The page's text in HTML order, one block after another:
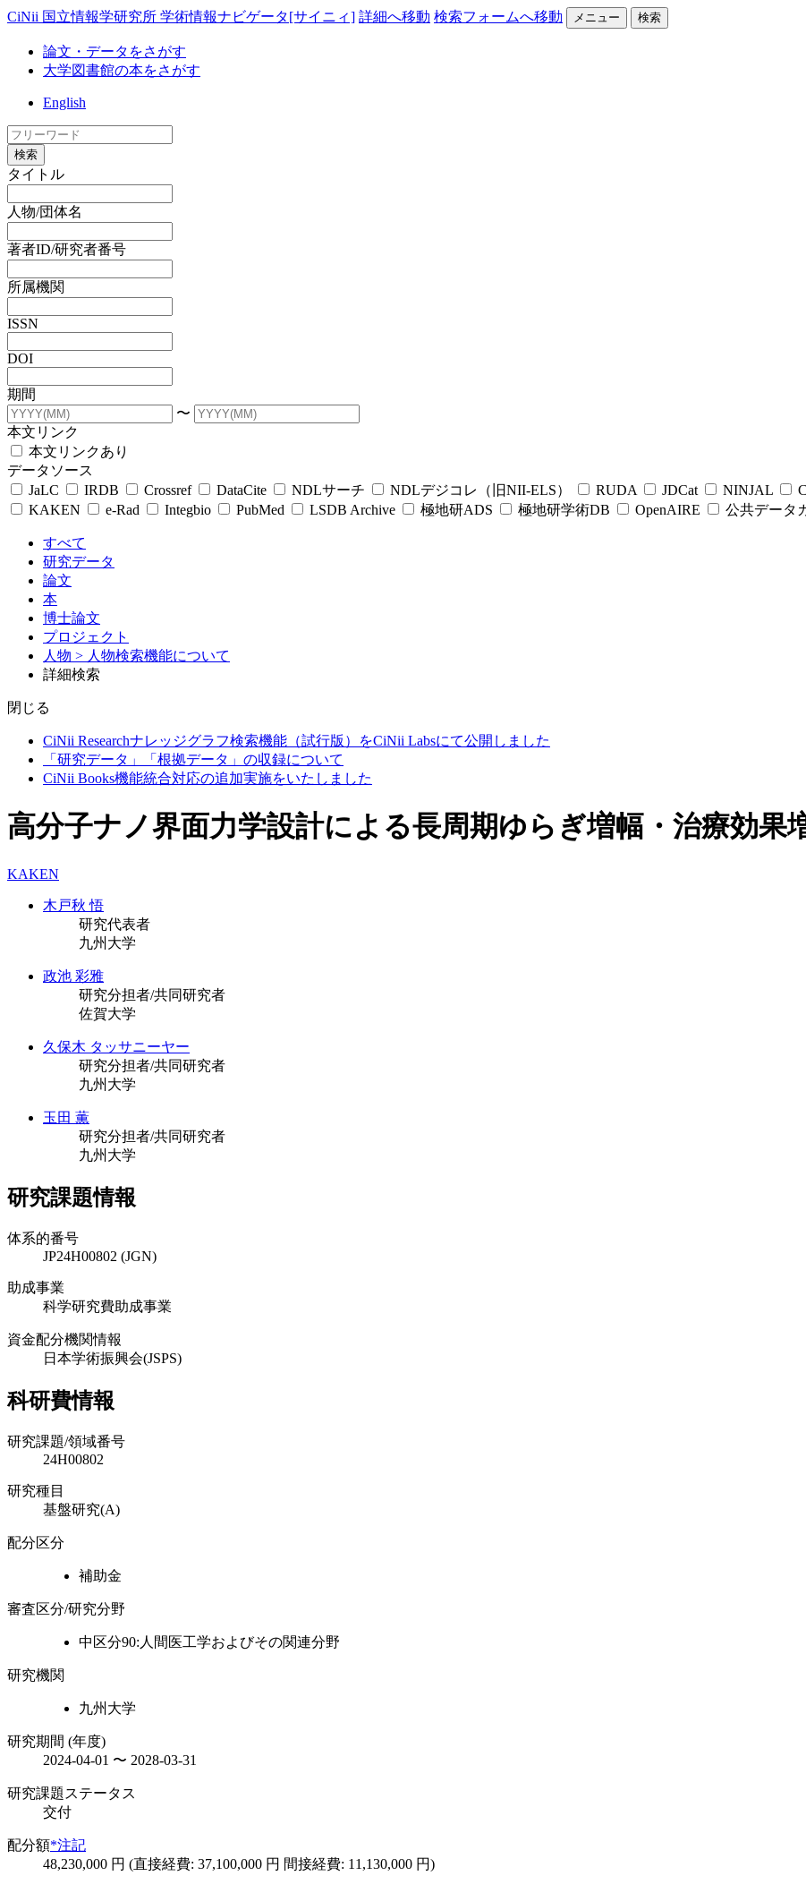
CiNii 国立情報学研究所 学術情報ナビゲータ[サイニィ] 詳細へ移動 検索フォームへ移動 メニュー 検索
論文・データをさがす
大学図書館の本をさがす
English
検索
タイトル
人物/団体名
著者ID/研究者番号
所属機関
ISSN
DOI
期間
〜
本文リンク
本文リンクあり
データソース
JaLC
IRDB Crossref DataCite NDLサーチ NDLデジコレ（旧NII-ELS） RUDA JDCat NINJAL
KAKEN
e-Rad Integbio PubMed LSDB Archive 極地研ADS 極地研学術DB OpenAIRE 公共データ
すべて
研究データ
論文
本
博士論文
プロジェクト
人物 > 人物検索機能について
詳細検索
閉じる
CiNii Researchナレッジグラフ検索機能（試行版）をCiNii Labsにて公開しました
「研究データ」「根拠データ」の収録について
CiNii Books機能統合対応の追加実施をいたしました
高分子ナノ界面力学設計による長周期ゆらぎ増幅・治療効果
KAKEN
木戸秋 悟
研究代表者
九州大学
政池 彩雅
研究分担者/共同研究者
佐賀大学
久保木 タッサニーヤー
研究分担者/共同研究者
九州大学
玉田 薫
研究分担者/共同研究者
九州大学
研究課題情報
体系的番号
JP24H00802 (JGN)
助成事業
科学研究費助成事業
資金配分機関情報
日本学術振興会(JSPS)
科研費情報
研究課題/領域番号
24H00802
研究種目
基盤研究(A)
配分区分
補助金
審査区分/研究分野
中区分90:人間医工学およびその関連分野
研究機関
九州大学
研究期間 (年度)
2024-04-01 〜 2028-03-31
研究課題ステータス
交付
配分額*注記
48,230,000 円 (直接経費: 37,100,000 円 間接経費: 11,130,000 円)